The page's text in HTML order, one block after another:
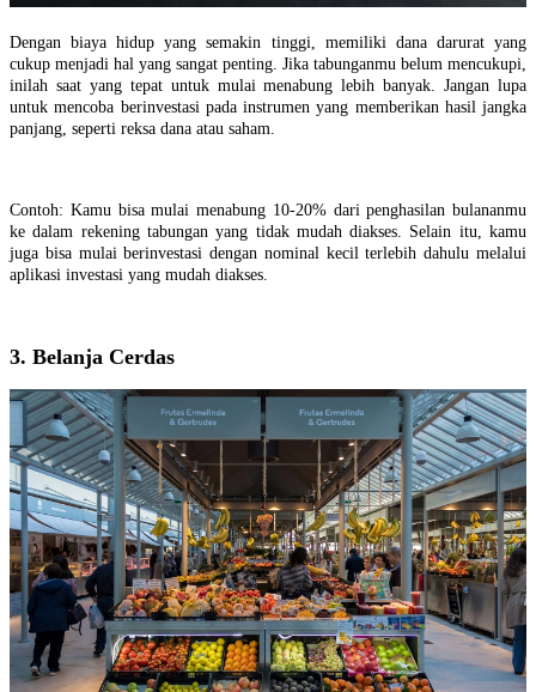
Dengan biaya hidup yang semakin tinggi, memiliki dana darurat yang
cukup menjadi hal yang sangat penting. Jika tabunganmu belum mencukupi,
inilah saat yang tepat untuk mulai menabung lebih banyak. Jangan lupa
untuk mencoba berinvestasi pada instrumen yang memberikan hasil jangka
panjang, seperti reksa dana atau saham.
Contoh: Kamu bisa mulai menabung 10-20% dari penghasilan bulananmu
ke dalam rekening tabungan yang tidak mudah diakses. Selain itu, kamu
juga bisa mulai berinvestasi dengan nominal kecil terlebih dahulu melalui
aplikasi investasi yang mudah diakses.
3. Belanja Cerdas